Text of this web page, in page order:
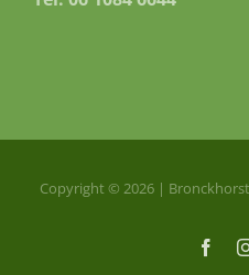
Copyright © 2026 |